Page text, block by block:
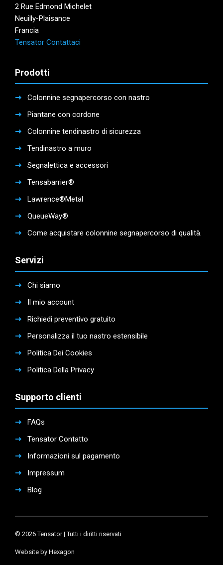
2 Rue Edmond Michelet
Neuilly-Plaisance
Francia
Tensator Contattaci
Prodotti
Colonnine segnapercorso con nastro
Piantane con cordone
Colonnine tendinastro di sicurezza
Tendinastro a muro
Segnalettica e accessori
Tensabarrier®
Lawrence®Metal
QueueWay®
Come acquistare colonnine segnapercorso di qualità.
Servizi
Chi siamo
Il mio account
Richiedi preventivo gratuito
Personalizza il tuo nastro estensibile
Politica Dei Cookies
Politica Della Privacy
Supporto clienti
FAQs
Tensator Contatto
Informazioni sul pagamento
Impressum
Blog
© 2026 Tensator | Tutti i diritti riservati
Website by Hexagon